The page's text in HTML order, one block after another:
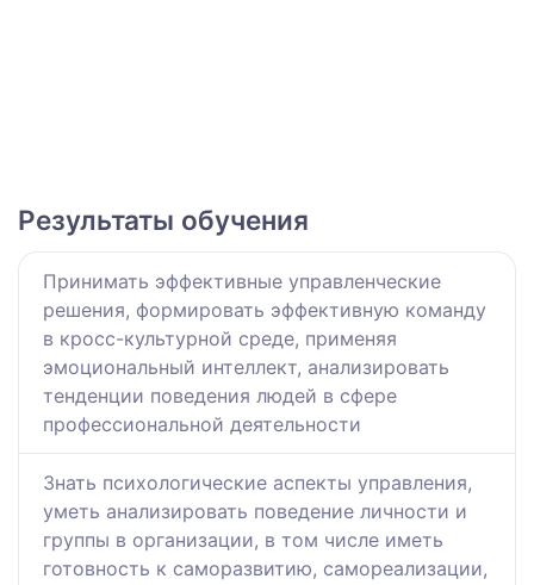
Результаты обучения
Принимать эффективные управленческие
решения, формировать эффективную команду
в кросс-культурной среде, применяя
эмоциональный интеллект, анализировать
тенденции поведения людей в сфере
профессиональной деятельности
Знать психологические аспекты управления,
уметь анализировать поведение личности и
группы в организации, в том числе иметь
готовность к саморазвитию, самореализации,